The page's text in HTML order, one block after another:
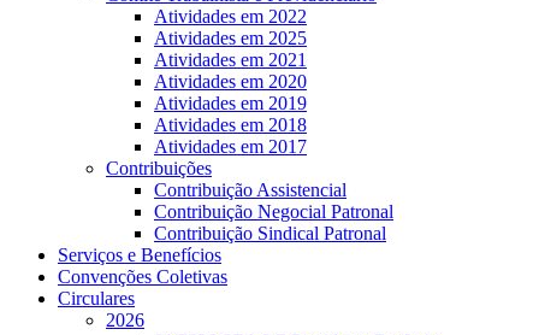
Atividades em 2022
Atividades em 2025
Atividades em 2021
Atividades em 2020
Atividades em 2019
Atividades em 2018
Atividades em 2017
Contribuições
Contribuição Assistencial
Contribuição Negocial Patronal
Contribuição Sindical Patronal
Serviços e Benefícios
Convenções Coletivas
Circulares
2026